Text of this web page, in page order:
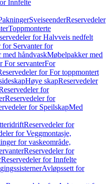
Innfelte
SveiseenderReservedeler
Toppmonterte
for Halvveis nedfelt
for Servanter for
håndvaskMøbelpakker med
For servanterFor
for For toppmontert
Høye skapReservedeler
for
Reservedeler for
for SpeilskapMed
Reservedeler for
for Veggmontasje,
for vaskeområde,
Reservedeler for
Reservedeler for Innfelte
Avløpssett for